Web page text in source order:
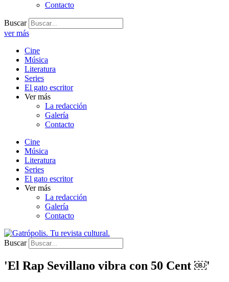
Contacto
Buscar
ver más
Cine
Música
Literatura
Series
El gato escritor
Ver más
La redacción
Galería
Contacto
Cine
Música
Literatura
Series
El gato escritor
Ver más
La redacción
Galería
Contacto
Buscar
'El Rap Sevillano vibra con 50 Cent ￼'